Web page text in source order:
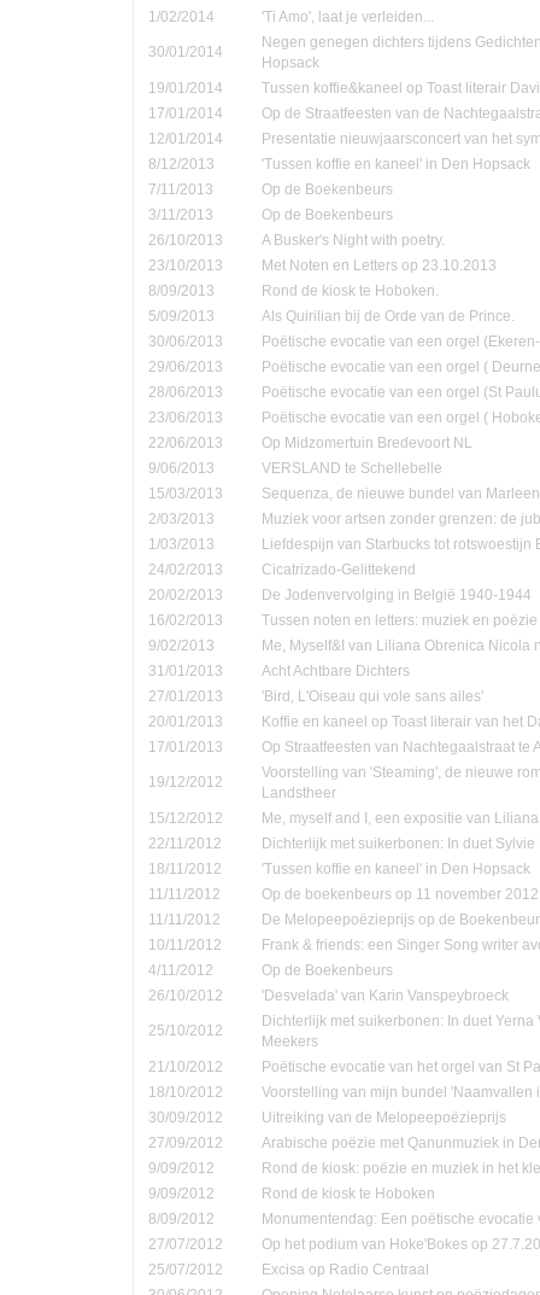
1/02/2014
'Ti Amo', laat je verleiden...
30/01/2014
Negen genegen dichters tijdens
Hopsack
19/01/2014
Tussen koffie&kaneel op Toast literair
17/01/2014
Op de Straatfeesten van de
12/01/2014
Presentatie nieuwjaarsconcert van het
8/12/2013
'Tussen koffie en kaneel' in Den Hopsack
7/11/2013
Op de Boekenbeurs
3/11/2013
Op de Boekenbeurs
26/10/2013
A Busker's Night with poetry.
23/10/2013
Met Noten en Letters op 23.10.2013
8/09/2013
Rond de kiosk te Hoboken.
5/09/2013
Als Quirilian bij de Orde van de Prince.
30/06/2013
Poëtische evocatie van een orgel
29/06/2013
Poëtische evocatie van een orgel (
28/06/2013
Poëtische evocatie van een orgel (St
23/06/2013
Poëtische evocatie van een orgel (
22/06/2013
Op Midzomertuin Bredevoort NL
9/06/2013
VERSLAND te Schellebelle
15/03/2013
Sequenza, de nieuwe bundel van
2/03/2013
Muziek voor artsen zonder grenzen: de
1/03/2013
Liefdespijn van Starbucks tot rotswoestijn
24/02/2013
Cicatrizado-Gelittekend
20/02/2013
De Jodenvervolging in België 1940-1944
16/02/2013
Tussen noten en letters: muziek en
9/02/2013
Me, Myself&I van Liliana Obrenica Nicola
31/01/2013
Acht Achtbare Dichters
27/01/2013
'Bird, L'Oiseau qui vole sans ailes'
20/01/2013
Koffie en kaneel op Toast literair van het
17/01/2013
Op Straatfeesten van Nachtegaalstraat te
19/12/2012
Voorstelling van 'Steaming', de nieuwe
Landstheer
15/12/2012
Me, myself and I, een expositie van
22/11/2012
Dichterlijk met suikerbonen: In duet
18/11/2012
'Tussen koffie en kaneel' in Den Hopsack
11/11/2012
Op de boekenbeurs op 11 november 2012
11/11/2012
De Melopeepoëzieprijs op de
10/11/2012
Frank & friends: een Singer Song writer
4/11/2012
Op de Boekenbeurs
26/10/2012
'Desvelada' van Karin Vanspeybroeck
25/10/2012
Dichterlijk met suikerbonen: In duet
Meekers
21/10/2012
Poëtische evocatie van het orgel van St
18/10/2012
Voorstelling van mijn bundel 'Naamvallen
30/09/2012
Uitreiking van de Melopeepoëzieprijs
27/09/2012
Arabische poëzie met Qanunmuziek in
9/09/2012
Rond de kiosk: poëzie en muziek in het
9/09/2012
Rond de kiosk te Hoboken
8/09/2012
Monumentendag: Een poëtische evocatie
27/07/2012
Op het podium van Hoke'Bokes op
25/07/2012
Excisa op Radio Centraal